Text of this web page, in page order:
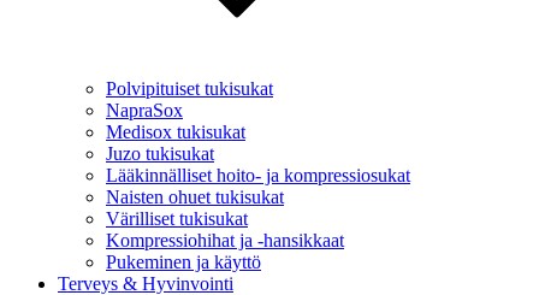
Polvipituiset tukisukat
NapraSox
Medisox tukisukat
Juzo tukisukat
Lääkinnälliset hoito- ja kompressiosukat
Naisten ohuet tukisukat
Värilliset tukisukat
Kompressiohihat ja -hansikkaat
Pukeminen ja käyttö
Terveys & Hyvinvointi